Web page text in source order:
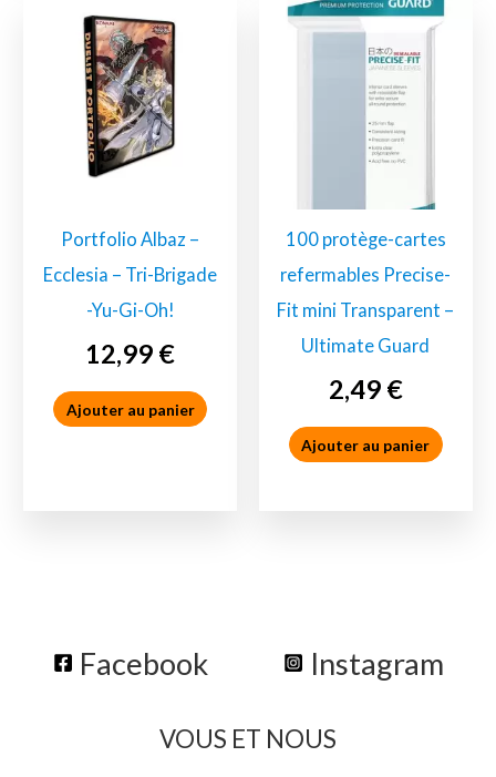
Portfolio Albaz –
Ecclesia – Tri-Brigade
-Yu-Gi-Oh!
12,99 €
Ajouter au panier
100 protège-cartes
refermables Precise-
Fit mini Transparent –
Ultimate Guard
2,49 €
Ajouter au panier
Facebook Instagram
VOUS ET NOUS